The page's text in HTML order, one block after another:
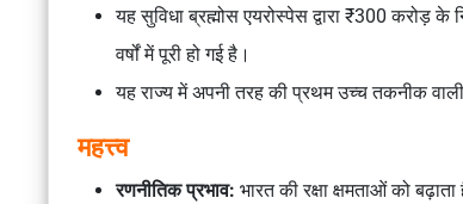
यह सुविधा ब्रह्मोस एयरोस्पेस द्वारा ₹300 करोड़
वर्षों में पूरी हो गई है।
यह राज्य में अपनी तरह की प्रथम उच्च तकनीक वाली
महत्त्व
रणनीतिक प्रभाव: भारत की रक्षा क्षमताओं को बढ़ाता